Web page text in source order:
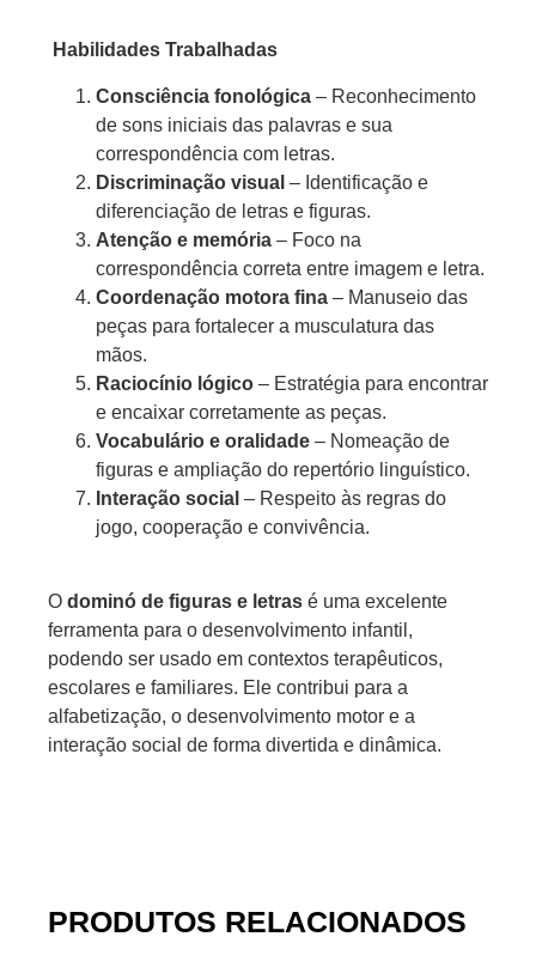
Habilidades Trabalhadas
Consciência fonológica – Reconhecimento
de sons iniciais das palavras e sua
correspondência com letras.
Discriminação visual – Identificação e
diferenciação de letras e figuras.
Atenção e memória – Foco na
correspondência correta entre imagem e letra.
Coordenação motora fina – Manuseio das
peças para fortalecer a musculatura das
mãos.
Raciocínio lógico – Estratégia para encontrar
e encaixar corretamente as peças.
Vocabulário e oralidade – Nomeação de
figuras e ampliação do repertório linguístico.
Interação social – Respeito às regras do
jogo, cooperação e convivência.
O dominó de figuras e letras é uma excelente
ferramenta para o desenvolvimento infantil,
podendo ser usado em contextos terapêuticos,
escolares e familiares. Ele contribui para a
alfabetização, o desenvolvimento motor e a
interação social de forma divertida e dinâmica.
PRODUTOS RELACIONADOS